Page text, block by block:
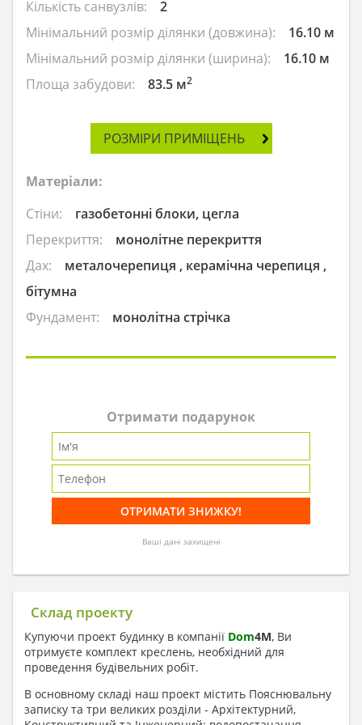
Кількість санвузлів:
2
Мінімальний розмір ділянки (довжина):
16.10 м
Мінімальний розмір ділянки (ширина):
16.10 м
Площа забудови:
83.5 м2
РОЗМІРИ ПРИМІЩЕНЬ
Матеріали:
Стіни:
газобетонні блоки, цегла
Перекриття:
монолітне перекриття
Дах:
металочерепиця , керамічна черепиця ,
бітумна
Фундамент:
монолітна стрічка
Отримати подарунок
Ваші дані захищені
Склад проекту
Купуючи проект будинку в компанії Dom4M, Ви
отримуєте комплект креслень, необхідний для
проведення будівельних робіт.
В основному складі наш проект містить Пояснювальну
записку та три великих розділи - Архітектурний,